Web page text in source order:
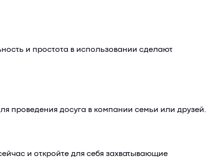
и простота в использовании сделают
проведения досуга в компании семьи или друзей.
и откройте для себя захватывающие